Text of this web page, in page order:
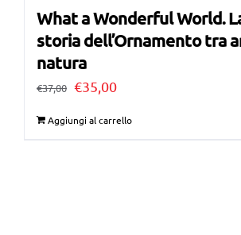
What a Wonderful World.
storia dell’Ornamento tra
natura
€37,00 Il
€35,00Il
Aggiungi al carrello